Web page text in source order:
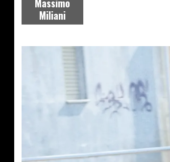
Massimo
Miliani